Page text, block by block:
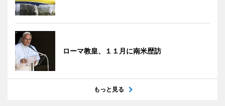
ローマ教皇、１１月に南米歴訪
もっと見る